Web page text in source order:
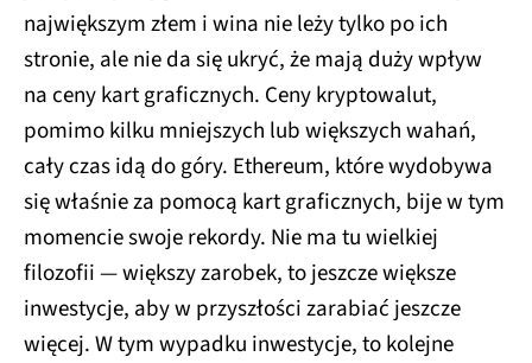
największym złem i wina nie leży tylko po ich
stronie, ale nie da się ukryć, że mają duży wpływ
na ceny kart graficznych. Ceny kryptowalut,
pomimo kilku mniejszych lub większych wahań,
cały czas idą do góry. Ethereum, które wydobywa
się właśnie za pomocą kart graficznych, bije w tym
momencie swoje rekordy. Nie ma tu wielkiej
filozofii — większy zarobek, to jeszcze większe
inwestycje, aby w przyszłości zarabiać jeszcze
więcej. W tym wypadku inwestycje, to kolejne